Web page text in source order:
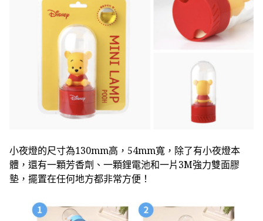
小夜燈的尺寸為130mm高，54mm寬，除了有小夜燈本
體，還有一顆芳香劑、一顆鋰電池和一片3M強力雙面膠
墊，擺置在任何地方都非常方便！